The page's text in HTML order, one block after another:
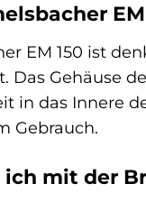
EM 150 ist
Gehäuse
in das Innere
Gebrauch.
mit der